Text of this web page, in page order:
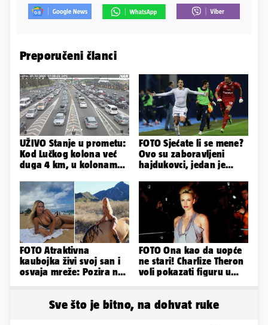
Preporučeni članci
UŽIVO Stanje u prometu:
Kod Lučkog kolona već
duga 4 km, u kolonama
FOTO Sjećate li se mene?
Ovo su zaboravljeni
hajdukovci, jedan je
FOTO Atraktivna
kaubojka živi svoj san i
osvaja mreže: Pozira na
FOTO Ona kao da uopće
ne stari! Charlize Theron
voli pokazati figuru u
Sve što je bitno, na dohvat ruke